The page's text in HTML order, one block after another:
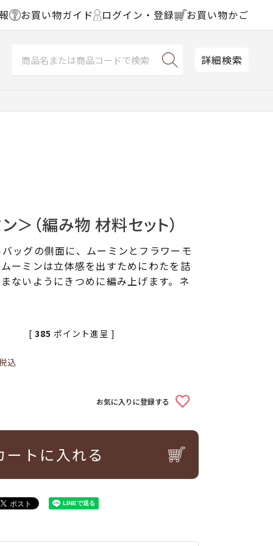
お買い物ガイド ログイン・登録 お買い物かご
詳細検索
＞（編み物 材料セット）
ッグの側面に、ムーミンとフラワーモ
ーミンは立体感を出すためにわたを詰
ないようにきつめに編み上げます。ネ
込
[ 385 ポイント進呈 ]
お気に入りに登録する
ートに入れる